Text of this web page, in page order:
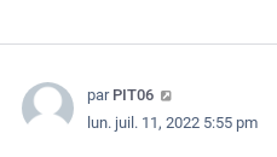
par PIT06
lun. juil. 11, 2022 5:55 pm